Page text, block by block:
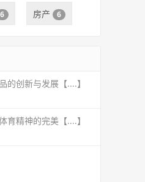
6 房产 6
的创新与发展【....】
育精神的完美【....】